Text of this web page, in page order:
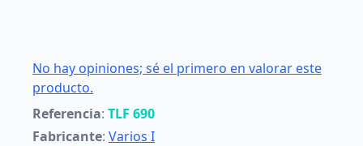
No hay opiniones; sé el primero en valorar este
producto.
Referencia: TLF 690
Fabricante: Varios I